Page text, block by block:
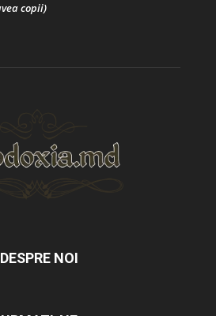
copii)
DESPRE NOI